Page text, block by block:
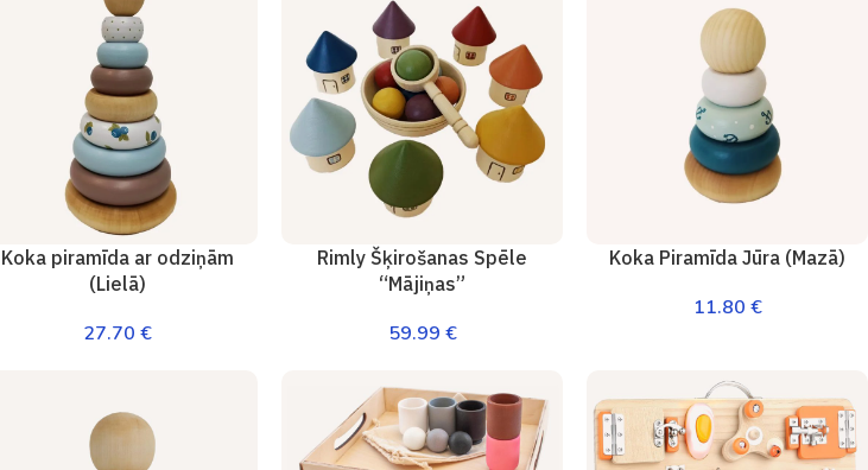
Koka piramīda ar odziņām
(Lielā)
27.70 €
Rimly Šķirošanas Spēle
“Mājiņas”
59.99 €
Koka Piramīda Jūra (Mazā)
11.80 €